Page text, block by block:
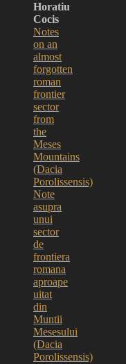
Horatiu
Cocis
Notes
on an
almost
forgotten
roman
frontier
sector
from
the
Meses
Mountains
(Dacia
Porolissensis)
Note
asupra
unui
sector
de
frontiera
romana
aproape
uitat
din
Muntii
Mesesului
(Dacia
Porolissensis)